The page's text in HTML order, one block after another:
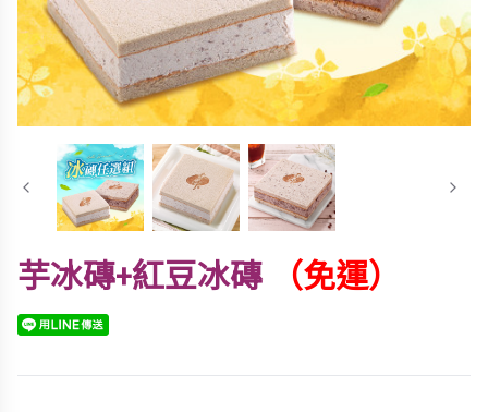
芋冰磚+紅豆冰磚 （免運）